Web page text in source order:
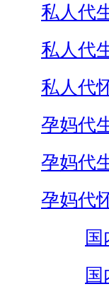
私人代
私人代
私人代
孕妈代
孕妈代
孕妈代